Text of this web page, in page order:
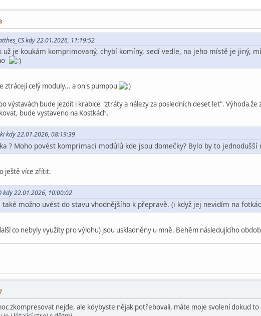
kdy 22.01.2026, 11:19:52
už je koukám komprimovaný, chybí komíny, sedí vedle, na jeho místě je jiný,
ztrácejí celý moduly... a on s pumpou
výstavách bude jezdit i krabice "ztráty a nálezy za posledních deset let". Výhoda
bude vystaveno na Kostkách.
kdy 22.01.2026, 08:19:39
? Moho povést komprimaci modůlů kde jsou domečky? Bylo by to jednodušší
ještě více zřítit.
kdy 22.01.2026, 10:00:02
možno uvést do stavu vhodnějšího k přepravě. (i když jej nevidím na
co nebyly využity pro výlohu) jsou uskladněny u mně. Behěm následujícího
zkompresovat nejde, ale kdybyste nějak potřebovali, máte moje svolení dokud